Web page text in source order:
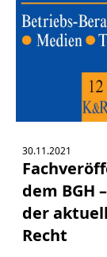
30.11.2021
dem BGH
der
Recht